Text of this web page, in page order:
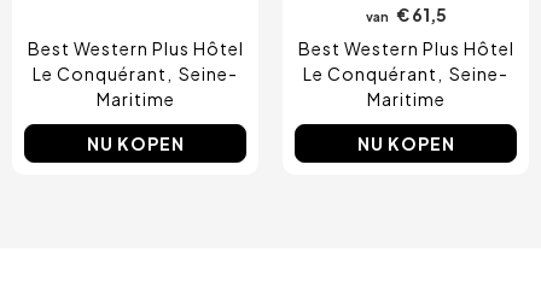
Best Western Plus Hôtel
Le Conquérant
Seine-
Maritime
NU KOPEN
van € 61,5
Best Western Plus Hôtel
Le Conquérant
Seine-
Maritime
NU KOPEN